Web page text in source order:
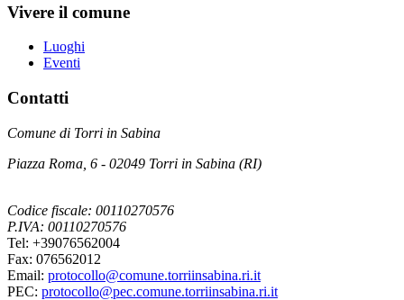
Vivere il comune
Luoghi
Eventi
Contatti
Comune di Torri in Sabina
Piazza Roma, 6 - 02049 Torri in Sabina (RI)
Codice fiscale: 00110270576
P.IVA: 00110270576
Tel: +39076562004
Fax: 076562012
Email: protocollo@comune.torriinsabina.ri.it
PEC: protocollo@pec.comune.torriinsabina.ri.it